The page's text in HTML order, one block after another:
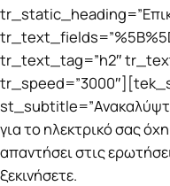
tr_text_tag=”h2″
για το ηλεκτρικό σας
απαντήσει στις
ξεκινήσετε.